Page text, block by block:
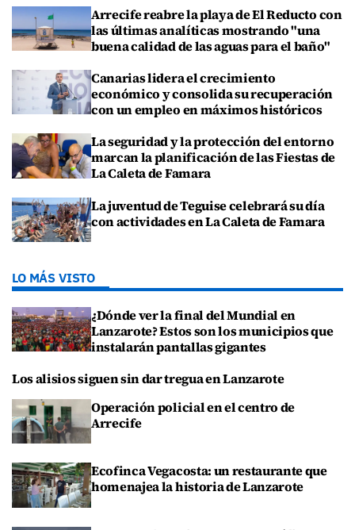
Arrecife reabre la playa de El Reducto con
las últimas analíticas mostrando "una
buena calidad de las aguas para el baño"
Canarias lidera el crecimiento
económico y consolida su recuperación
con un empleo en máximos históricos
La seguridad y la protección del entorno
marcan la planificación de las Fiestas de
La Caleta de Famara
La juventud de Teguise celebrará su día
con actividades en La Caleta de Famara
LO MÁS VISTO
¿Dónde ver la final del Mundial en
Lanzarote? Estos son los municipios que
instalarán pantallas gigantes
Los alisios siguen sin dar tregua en Lanzarote
Operación policial en el centro de
Arrecife
Ecofinca Vegacosta: un restaurante que
homenajea la historia de Lanzarote